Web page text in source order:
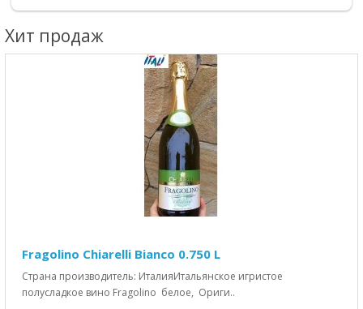
Хит продаж
Fragolino Chiarelli Bianco 0.750 L
Страна производитель: ИталияИтальянское игристое
полусладкое вино Fragolino белое, Ориги..